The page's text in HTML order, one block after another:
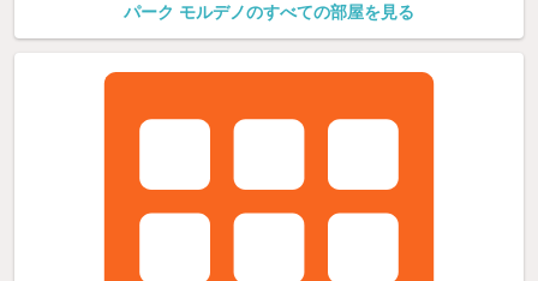
パーク モルデノのすべての部屋を見る